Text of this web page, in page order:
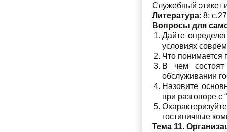
Служебный этикет
Литература: 8:
Вопросы для
Дайте
условиях
Что понимается
В чем состоят
обслуживании
Назовите
при разговоре с
гостиничные
Тема 11.